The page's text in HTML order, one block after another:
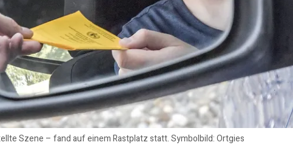
Szene – fand auf einem Rastplatz statt. Symbolbild: Ortgies